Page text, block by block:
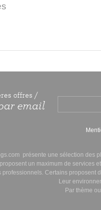
offres /
email
présente une sélection des
un maximum de services
Certains proposent
Leur
Par thème